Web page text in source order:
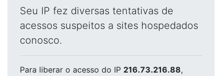
Seu IP fez diversas tentativas de
acessos suspeitos a sites hospedados
conosco.
Para liberar o acesso do IP 216.73.216.88,